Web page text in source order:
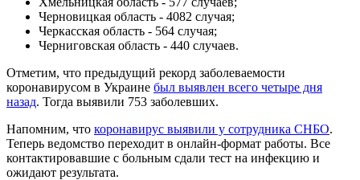
Черновицкая область - 4082 случая;
Черкасская область - 564 случая;
Черниговская область - 440 случаев.
Отметим, что предыдущий рекорд заболеваемости
коронавирусом в Украине был выявлен всего четыре дня
назад. Тогда выявили 753 заболевших.
Напомним, что коронавирус выявили у сотрудника СНБО.
Теперь ведомство переходит в онлайн-формат работы. Все
контактировавшие с больным сдали тест на инфекцию и
ожидают результата.